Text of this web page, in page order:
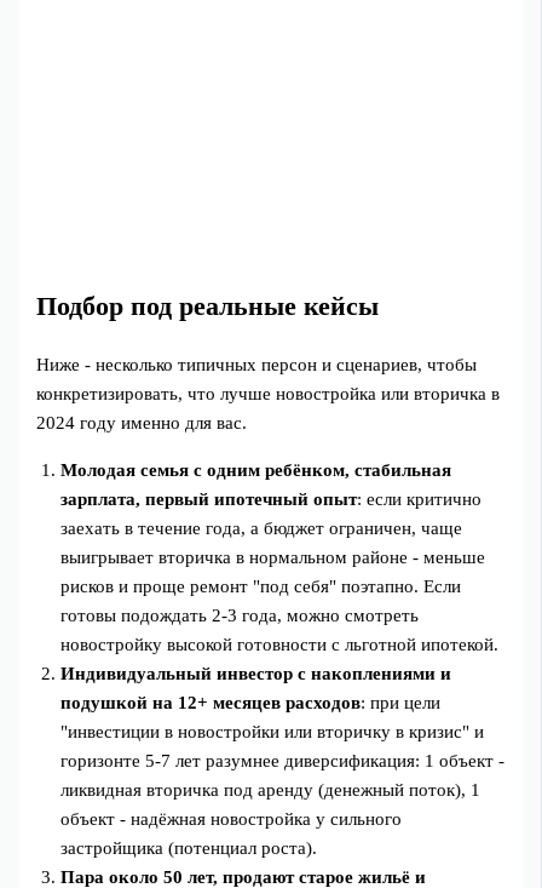
Подбор под реальные кейсы
Ниже - несколько типичных персон и сценариев, чтобы
конкретизировать, что лучше новостройка или вторичка в
2024 году именно для вас.
Молодая семья с одним ребёнком, стабильная
зарплата, первый ипотечный опыт: если критично
заехать в течение года, а бюджет ограничен, чаще
выигрывает вторичка в нормальном районе - меньше
рисков и проще ремонт "под себя" поэтапно. Если
готовы подождать 2-3 года, можно смотреть
новостройку высокой готовности с льготной ипотекой.
Индивидуальный инвестор с накоплениями и
подушкой на 12+ месяцев расходов: при цели
"инвестиции в новостройки или вторичку в кризис" и
горизонте 5-7 лет разумнее диверсификация: 1 объект -
ликвидная вторичка под аренду (денежный поток), 1
объект - надёжная новостройка у сильного
застройщика (потенциал роста).
Пара около 50 лет, продают старое жильё и